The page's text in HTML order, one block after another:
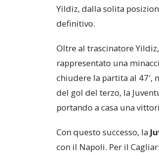
Yildiz, dalla solita
definitivo.
Oltre al trascinatore
rappresentato una
chiudere la partita al 47′,
del gol del terzo, la
portando a casa una
Con questo successo, la
con il Napoli. Per il